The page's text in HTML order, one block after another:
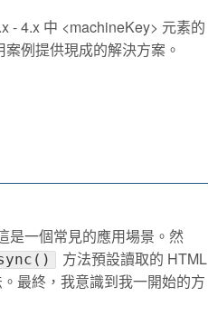
- 4.x 中 <machineKey> 元素的
例提供現成的解決方案。
是一個常見的應用場景。然
方法預設讀取的 HTML
最終，我意識到我一開始的方